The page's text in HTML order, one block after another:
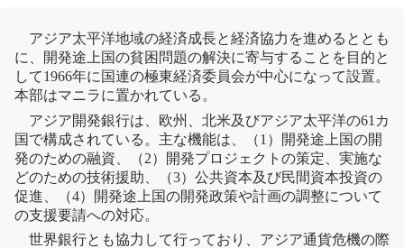
アジア太平洋地域の経済成長と経済協力を進めるととも
に、
開発途上国の貧困問題の解決に寄与することを目的と
して1966年に国連の極東経済委員会が中心になって設置。
本部はマニラに置かれている。
アジア開発銀行は、欧州、北米及びアジア太平洋の61カ
国で構成されている。主な機能は、（1）
開発途上国の開
発のための融資、（2）開発プロジェクトの策定、実施な
どのための技術援助、（3）公共資本及び民間資本投資の
促進、（4）
開発途上国の開発政策や計画の調整について
の支援要請への対応。
世界銀行とも協力して行っており、アジア通貨危機の際